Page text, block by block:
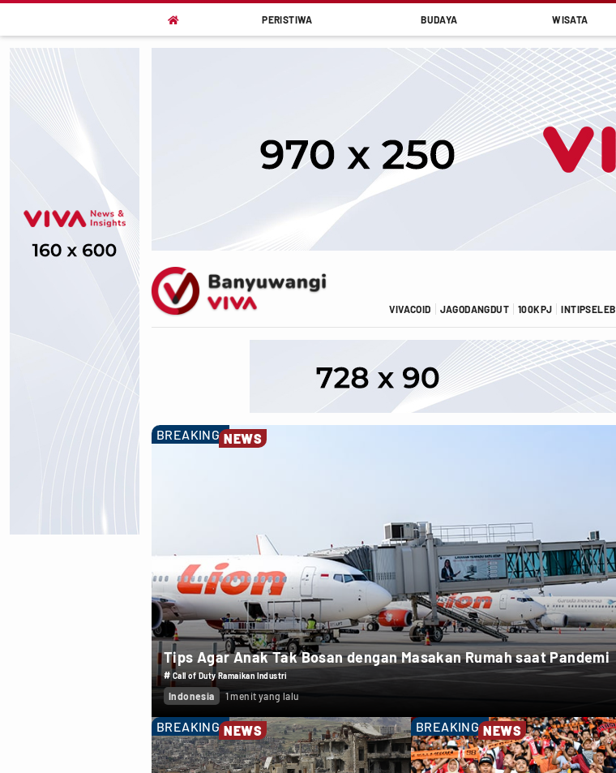
 PERISTIWA BUDAYA WISATA
VIVACOID JAGODANGDUT 100KPJ INTIPSELEB
BREAKING NEWS
Tips Agar Anak Tak Bosan dengan Masakan Rumah saat Pandemi
#Call of Duty Ramaikan Industri
Indonesia 1 menit yang lalu
BREAKING NEWS BREAKING NEWS